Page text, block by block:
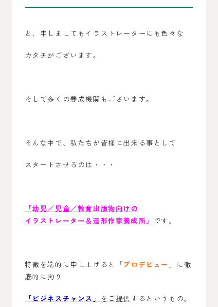
と、申しましてもイラストレーターにも色々な
カタチがございます。
そして多くの養成機関もございます。
そんな中で、私たちが皆様に出来る事として
スタートさせるのは・・・
「幼児／児童／教育出版物向けの
イラストレーター＆造形作家養成所」
です。
特徴を端的に申し上げると 「プロデビュー」
に徹
底的に拘り
「ビジネスチャンス」 をご提供 するというもの。